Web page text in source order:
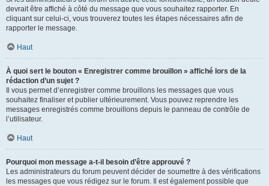
devrait être affiché à côté du message que vous souhaitez rapporter. En
cliquant sur celui-ci, vous trouverez toutes les étapes nécessaires afin de
rapporter le message.
Haut
À quoi sert le bouton « Enregistrer comme brouillon » affiché lors de la
rédaction d’un sujet ?
Il vous permet d’enregistrer comme brouillons les messages que vous
souhaitez finaliser et publier ultérieurement. Vous pouvez reprendre les
messages enregistrés comme brouillons depuis le panneau de contrôle de
l’utilisateur.
Haut
Pourquoi mon message a-t-il besoin d’être approuvé ?
Les administrateurs du forum peuvent décider de soumettre à des vérifications
les messages que vous rédigez sur le forum. Il est également possible que